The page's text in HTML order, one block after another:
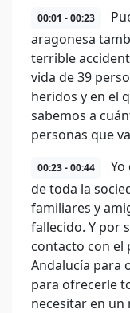
00:01 - 00:23
aragonesa
terrible
vida de 39
heridos y en el
sabemos a
personas que
00:23 - 00:44
de toda la
familiares y
fallecido. Y por
contacto con el
Andalucía para
para ofrecerle
necesitar en